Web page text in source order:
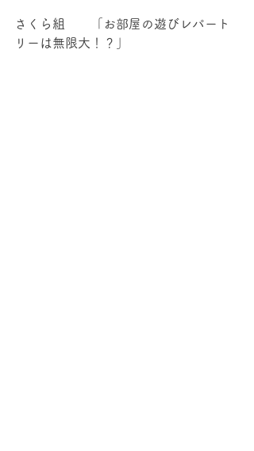
さくら組　　「お部屋の遊びレパート
リーは無限大！？」